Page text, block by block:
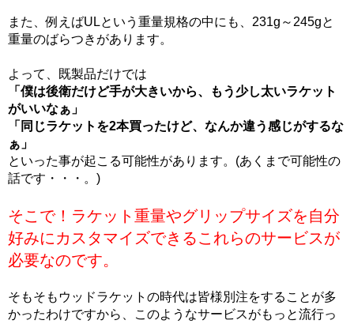
また、例えばULという重量規格の中にも、231g～245gと
重量のばらつきがあります。
よって、既製品だけでは
「僕は後衛だけど手が大きいから、もう少し太いラケット
がいいなぁ」
「同じラケットを2本買ったけど、なんか違う感じがするな
ぁ」
といった事が起こる可能性があります。(あくまで可能性の
話です・・・。)
そこで！ラケット重量やグリップサイズを自分
好みにカスタマイズできるこれらのサービスが
必要なのです。
そもそもウッドラケットの時代は皆様別注をすることが多
かったわけですから、このようなサービスがもっと流行っ